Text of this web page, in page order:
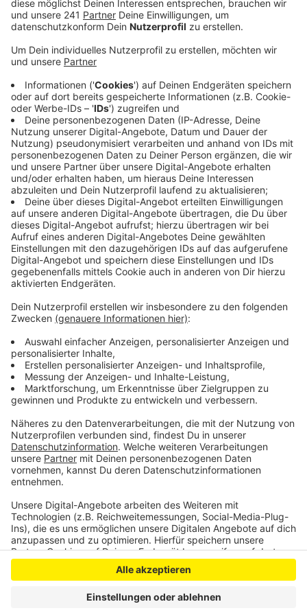
Anzeige
Ausnahmefällen möglich bleiben.
Veröffentlicht:Samstag, 09.05.2020 08:35
Anzeige
Das allgemeine Besuchsverbot, das seit Mitte März
besteht, soll in den Krankenhäusern im Oberbergischen
Kreis verlängert werden. Die Klinikchefs wollen
zunächst abwarten, wie sich die Infektionskurve mit
dem Coronavirus nach den aktuellen Lockerungen
entwickelt. Dadurch soll das Risiko einer Übertragung
des Coronavirus in die Klinik weiterhin so gering wie
möglich gehalten werden. Vor allem vorerkrankte
Patienten wolle man damit schützen, heißt es.
In den GFO Kliniken im Rheinisch-Bergischen will man
den konkreten Fahrplan der Politik abwarten, bevor
man Aussagen zu Besuchen macht.
Anzeige